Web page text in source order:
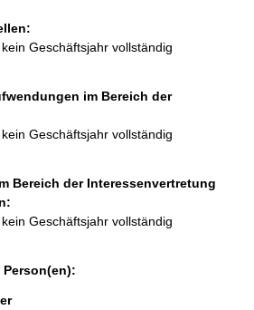
Geschäftsjahr vollständig
im Bereich der
Geschäftsjahr vollständig
Bereich der Interessenvertretung
Geschäftsjahr vollständig